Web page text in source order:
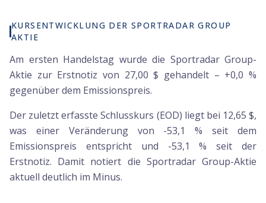
KURSENTWICKLUNG DER SPORTRADAR GROUP
AKTIE
Am ersten Handelstag wurde die Sportradar Group-
Aktie zur Erstnotiz von 27,00 $ gehandelt – +0,0 %
gegenüber dem Emissionspreis.
Der zuletzt erfasste Schlusskurs (EOD) liegt bei 12,65 $,
was einer Veränderung von -53,1 % seit dem
Emissionspreis entspricht und -53,1 % seit der
Erstnotiz. Damit notiert die Sportradar Group-Aktie
aktuell deutlich im Minus.